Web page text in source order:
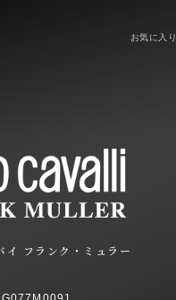
お気に入り
イ フランク・ミュラー